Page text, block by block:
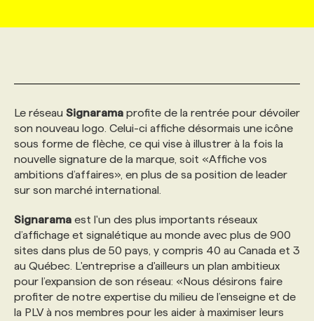
AFFAIRES DE L'INDUSTRIE
INITIATIVES NUMÉRIQUES
PRIX ET DISTINCTIONS
TENDANCES
WEB & MÉDIAS SOCIAUX
MARKETING DURABLE
GEO/SEO
ÉVÉNEMENTIEL
NOS AUTEUR‧RICES
INFOLETTRE PUBLICITÉ
ANNONCEZ AVEC NOUS
CONSULTER LA CVTHÈQUE
PROFIL ENTREPRISE
FAQ
ANNONCEZ AVEC NOUS
VOIR LES OFFRES
PROFIL CANDIDAT
FAQ
ANNONCEZ AVEC NOUS
NOS FORMATIONS EN LIGNE
NOS PARCOURS DE FORMATIONS
FORMATIONS PERSONNALISÉES
NOS FORMATEUR‧RICES
POURQUOI CHOISIR NOS FORMATIONS
NOS TARIFS
CHASSE DE TÊTE
SERVICE DE CHASSE DE TÊTE
NOS TARIFS
NOS EXPERTISES
FAQ
ANNONCEZ AVEC NOUS
Le réseau Signarama profite de la rentrée pour dévoiler
son nouveau logo. Celui-ci affiche désormais une icône
sous forme de flèche, ce qui vise à illustrer à la fois la
nouvelle signature de la marque, soit «Affiche vos
ambitions d’affaires», en plus de sa position de leader
sur son marché international.
Signarama est l'un des plus importants réseaux
d’affichage et signalétique au monde avec plus de 900
sites dans plus de 50 pays, y compris 40 au Canada et 3
au Québec. L'entreprise a d'ailleurs un plan ambitieux
pour l’expansion de son réseau: «Nous désirons faire
profiter de notre expertise du milieu de l’enseigne et de
la PLV à nos membres pour les aider à maximiser leurs